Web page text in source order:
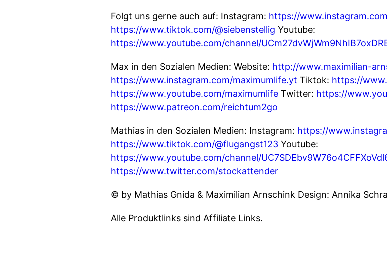
Folgt uns gerne auch auf: Instagram: https://
https://www.tiktok.com/@siebenstellig Youtube:
https://www.youtube.com/channel/
Max in den Sozialen Medien: Website: http://www.maximilian-
https://www.instagram.com/maximumlife.yt Tiktok: https://
https://www.youtube.com/maximumlife Twitter: https://
https://www.patreon.com/reichtum2go
Mathias in den Sozialen Medien: Instagram: https://
https://www.tiktok.com/@flugangst123 Youtube:
https://www.youtube.com/channel/
https://www.twitter.com/stockattender
© by Mathias Gnida & Maximilian Arnschink Design: Annika
Alle Produktlinks sind Affiliate Links.